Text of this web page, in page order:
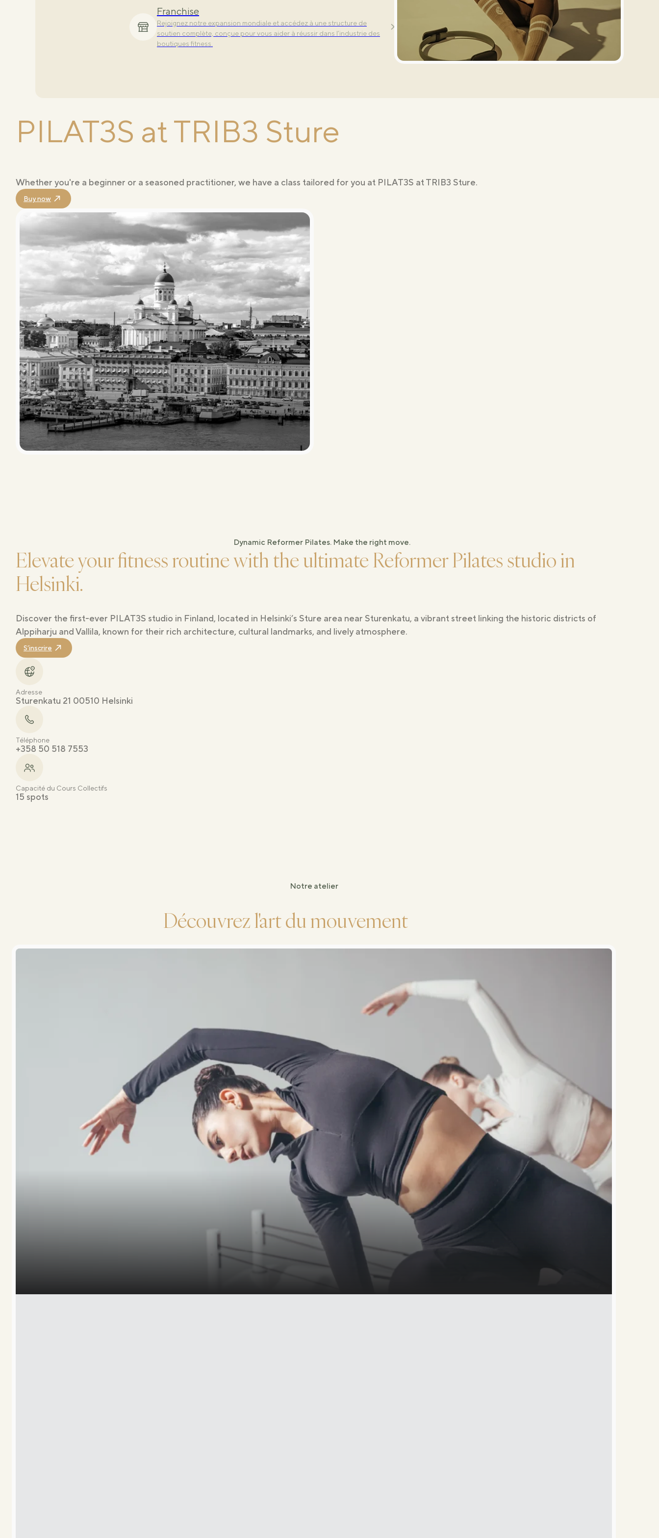
conçue pour sublimer et compléter votre routine d’entraînement.
Franchise
Rejoignez notre expansion mondiale et accédez à une structure de
soutien complète, conçue pour vous aider à réussir dans l’industrie des
boutiques fitness.
PILAT3S at TRIB3 Sture
Whether you're a beginner or a seasoned practitioner, we have a class tailored for you at PILAT3S at TRIB3 Sture.
Buy now
Dynamic Reformer Pilates. Make the right move.
Elevate your fitness routine with the ultimate Reformer Pilates studio in
Helsinki.
Discover the first-ever PILAT3S studio in Finland, located in Helsinki’s Sture area near Sturenkatu, a vibrant street linking the historic districts of
Alppiharju and Vallila, known for their rich architecture, cultural landmarks, and lively atmosphere.
S’inscrire
Adresse
Sturenkatu 21 00510 Helsinki
Téléphone
+358 50 518 7553
Capacité du Cours Collectifs
15 spots
Notre atelier
Découvrez l'art du mouvement